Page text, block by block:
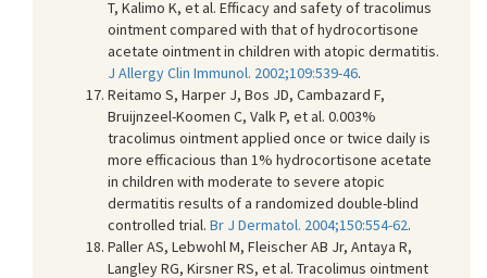
T, Kalimo K, et al. Efficacy and safety of tracolimus
ointment compared with that of hydrocortisone
acetate ointment in children with atopic dermatitis.
J Allergy Clin Immunol. 2002;109:539-46.
Reitamo S, Harper J, Bos JD, Cambazard F,
Bruijnzeel-Koomen C, Valk P, et al. 0.003%
tracolimus ointment applied once or twice daily is
more efficacious than 1% hydrocortisone acetate
in children with moderate to severe atopic
dermatitis results of a randomized double-blind
controlled trial. Br J Dermatol. 2004;150:554-62.
Paller AS, Lebwohl M, Fleischer AB Jr, Antaya R,
Langley RG, Kirsner RS, et al. Tracolimus ointment